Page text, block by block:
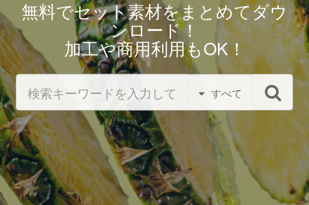
無料でセット素材をまとめてダウ
ンロード！
加工や商用利用もOK！
すべて